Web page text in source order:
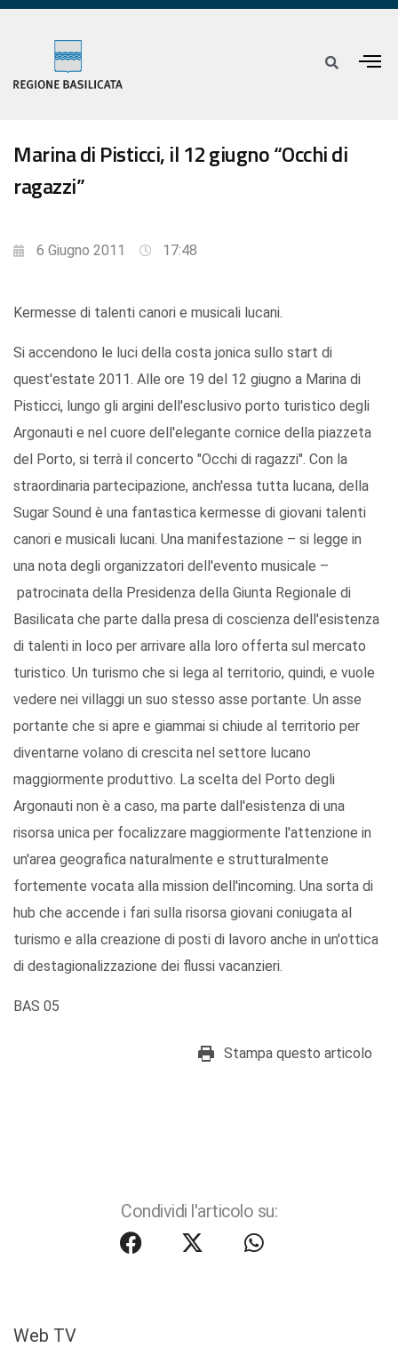
Marina di Pisticci, il 12 giugno “Occhi di
ragazzi”
6 Giugno 2011 17:48
Kermesse di talenti canori e musicali lucani.
Si accendono le luci della costa jonica sullo start di
quest'estate 2011. Alle ore 19 del 12 giugno a Marina di
Pisticci, lungo gli argini dell'esclusivo porto turistico degli
Argonauti e nel cuore dell'elegante cornice della piazzeta
del Porto, si terrà il concerto "Occhi di ragazzi". Con la
straordinaria partecipazione, anch'essa tutta lucana, della
Sugar Sound è una fantastica kermesse di giovani talenti
canori e musicali lucani. Una manifestazione – si legge in
una nota degli organizzatori dell'evento musicale –
patrocinata della Presidenza della Giunta Regionale di
Basilicata che parte dalla presa di coscienza dell'esistenza
di talenti in loco per arrivare alla loro offerta sul mercato
turistico. Un turismo che si lega al territorio, quindi, e vuole
vedere nei villaggi un suo stesso asse portante. Un asse
portante che si apre e giammai si chiude al territorio per
diventarne volano di crescita nel settore lucano
maggiormente produttivo. La scelta del Porto degli
Argonauti non è a caso, ma parte dall'esistenza di una
risorsa unica per focalizzare maggiormente l'attenzione in
un'area geografica naturalmente e strutturalmente
fortemente vocata alla mission dell'incoming. Una sorta di
hub che accende i fari sulla risorsa giovani coniugata al
turismo e alla creazione di posti di lavoro anche in un'ottica
di destagionalizzazione dei flussi vacanzieri.
BAS 05
Stampa questo articolo
Condividi l'articolo su:
Web TV